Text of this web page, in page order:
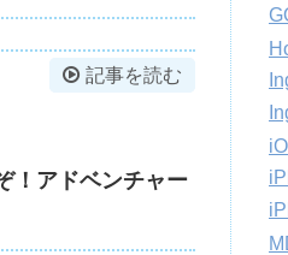
記事を読む
！アドベンチャー